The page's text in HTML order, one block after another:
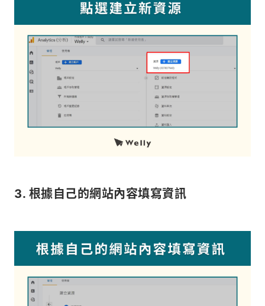
3. 根據自己的網站內容填寫資訊